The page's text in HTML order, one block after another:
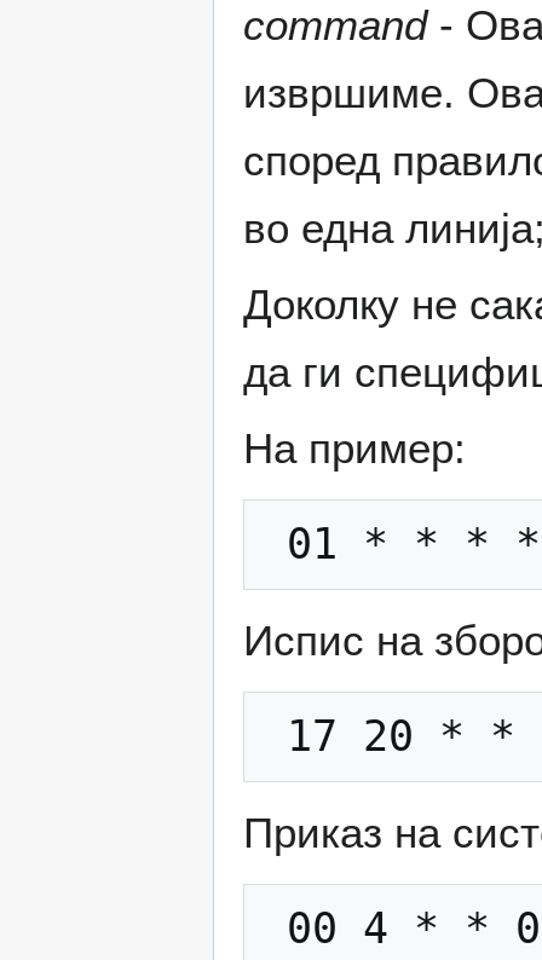
command- Ова
извршиме.
според
во една
Доколку не
да ги
На пример:
Испис на
Приказ на